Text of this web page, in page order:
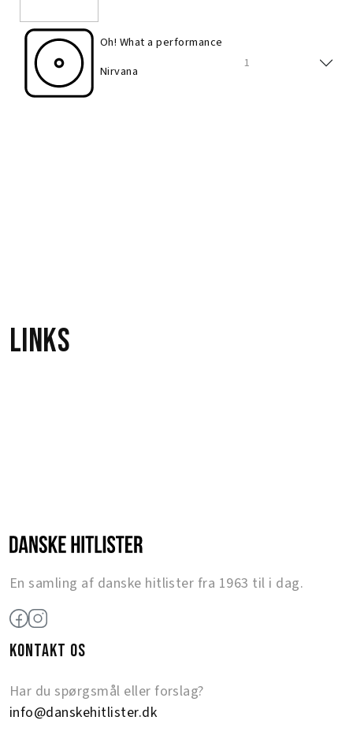
Oh! What a performance
Nirvana
1
Links
En samling af danske hitlister fra 1963 til i dag.
KONTAKT OS
Har du spørgsmål eller forslag?
info@danskehitlister.dk